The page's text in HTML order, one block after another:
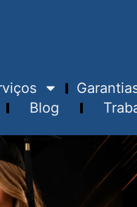
Blog